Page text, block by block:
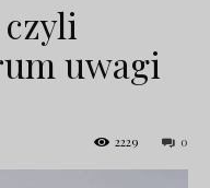
uwagi
0
2229